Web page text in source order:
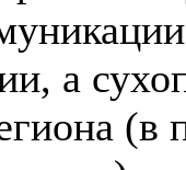
а
(в